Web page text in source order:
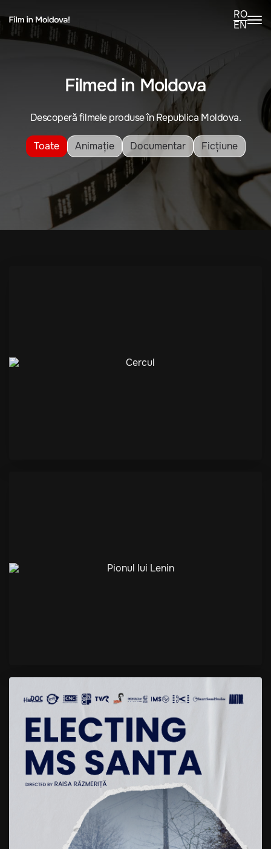
RO
EN
Filmed in Moldova
Descoperă filmele produse în Republica Moldova.
Toate Animație Documentar Ficțiune